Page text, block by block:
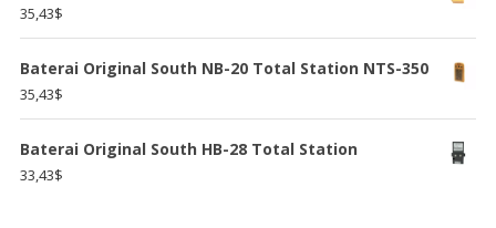
35,43$
Baterai Original South NB-20 Total Station NTS-350
35,43$
Baterai Original South HB-28 Total Station
33,43$